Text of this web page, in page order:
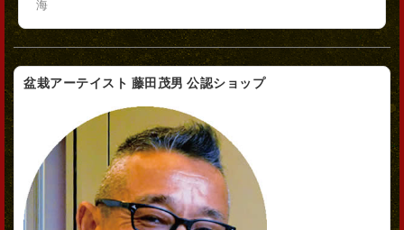
海
盆栽アーテイスト 藤田茂男 公認ショップ